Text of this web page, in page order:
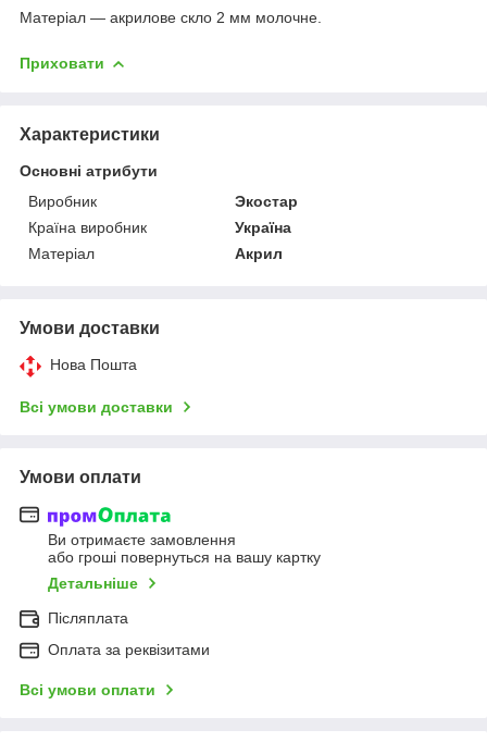
Матеріал — акрилове скло 2 мм молочне.
Приховати
Характеристики
Основні атрибути
Виробник
Экостар
Країна виробник
Україна
Матеріал
Акрил
Умови доставки
Нова Пошта
Всі умови доставки
Умови оплати
Ви отримаєте замовлення
або гроші повернуться на вашу картку
Детальніше
Післяплата
Оплата за реквізитами
Всі умови оплати